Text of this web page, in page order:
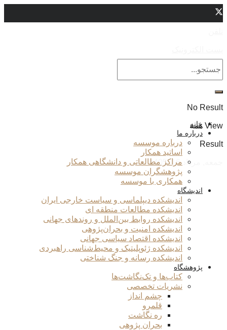
No Result
View همه
Result
جمعه, مرداد 16, 1405
خانه
درباره ما
درباره موسسه
اساتید همکار
مراکز مطالعاتی و دانشگاهی همکار
پژوهشگران موسسه
همکاری با موسسه
اندیشگاه
اندیشکده دیپلماسی و سیاست خارجی ایران
اندیشکده مطالعات منطقه ای
اندیشکده روابط بین‌الملل و روندهای جهانی
اندیشکده امنیت و بحران‌پژوهی
اندیشکده اقتصاد سیاسی جهانی
اندیشکده ژئوپلیتیک و محیط‌شناسی راهبردی
اندیشکده رسانه و جنگ شناختی
پژوهشگاه
کتاب‌ها و تک‌نگاشت‌ها
نشریات تخصصی
چشم انداز
قلمرو
ره نگاشت
بحران پژوهی